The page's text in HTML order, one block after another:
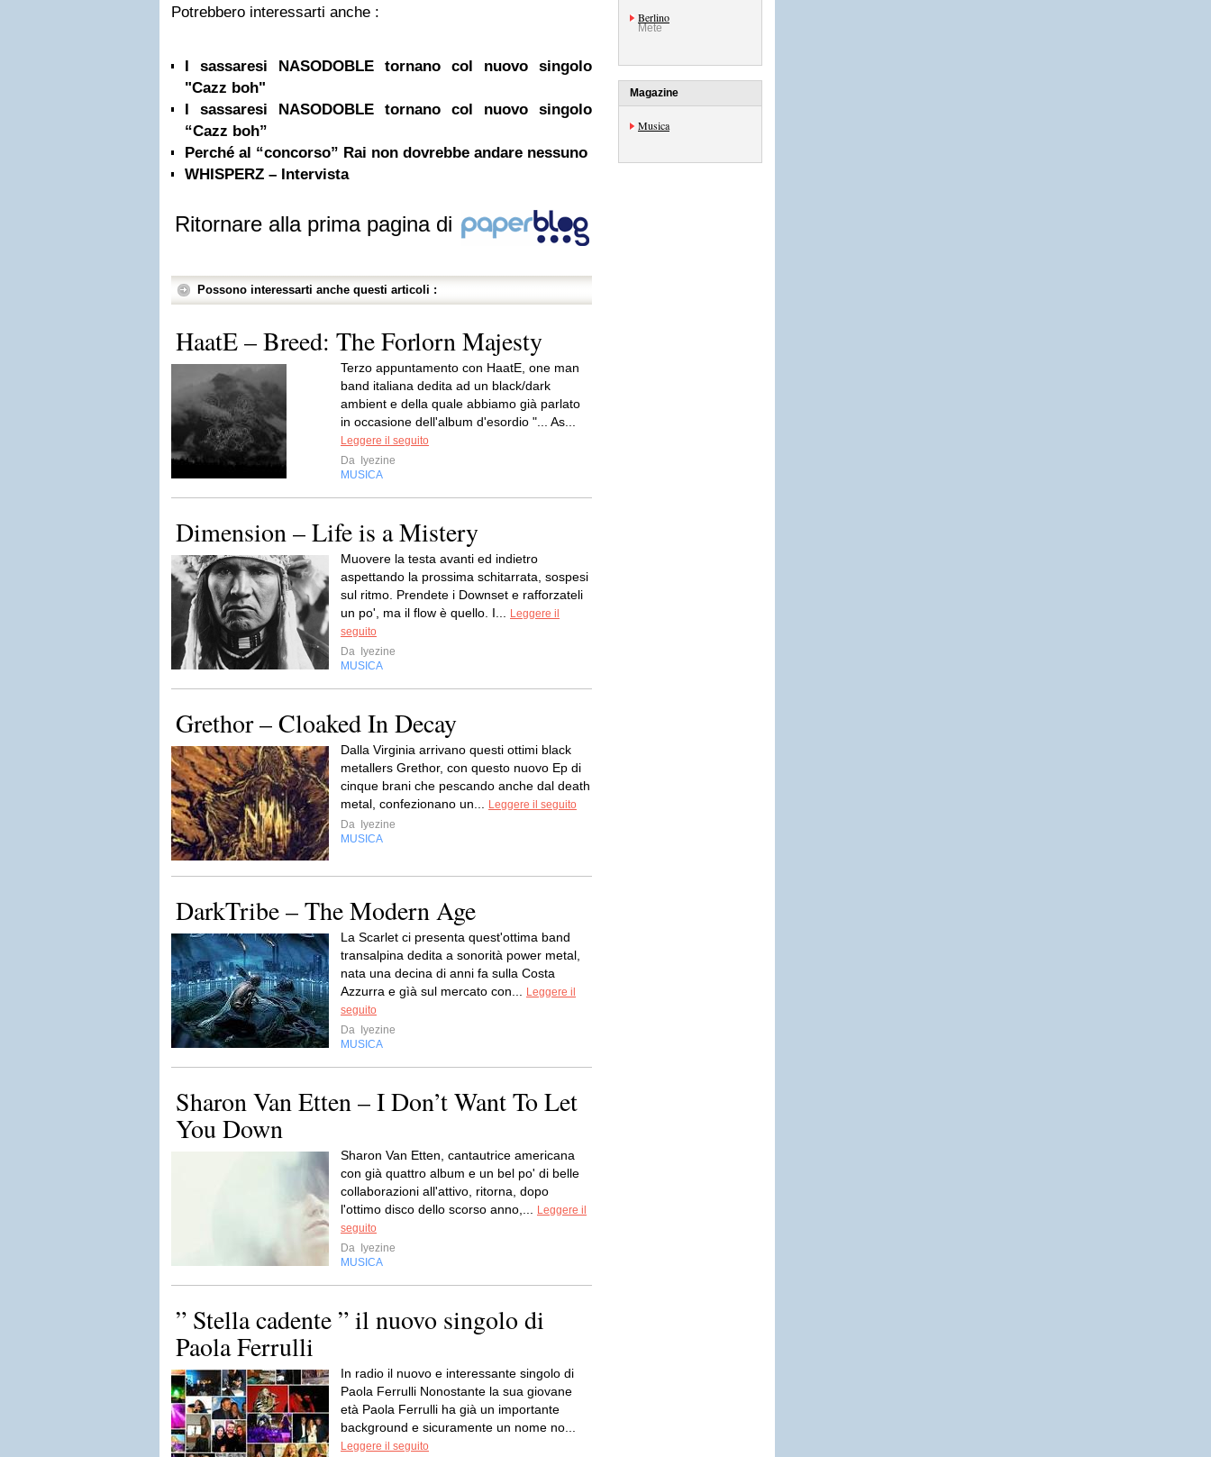
Potrebbero interessarti anche :
I sassaresi NASODOBLE tornano col nuovo singolo
"Cazz boh"
I sassaresi NASODOBLE tornano col nuovo singolo
“Cazz boh”
Perché al “concorso” Rai non dovrebbe andare nessuno
WHISPERZ – Intervista
Ritornare alla prima pagina di
Possono interessarti anche questi articoli :
HaatE – Breed: The Forlorn Majesty
Terzo appuntamento con HaatE, one man
band italiana dedita ad un black/dark
ambient e della quale abbiamo già parlato
in occasione dell'album d'esordio "... As...
Leggere il seguito
Da
Iyezine
MUSICA
Dimension – Life is a Mistery
Muovere la testa avanti ed indietro
aspettando la prossima schitarrata, sospesi
sul ritmo. Prendete i Downset e rafforzateli
un po', ma il flow è quello. I...
Leggere il
seguito
Da
Iyezine
MUSICA
Grethor – Cloaked In Decay
Dalla Virginia arrivano questi ottimi black
metallers Grethor, con questo nuovo Ep di
cinque brani che pescando anche dal death
metal, confezionano un...
Leggere il seguito
Da
Iyezine
MUSICA
DarkTribe – The Modern Age
La Scarlet ci presenta quest'ottima band
transalpina dedita a sonorità power metal,
nata una decina di anni fa sulla Costa
Azzurra e gìà sul mercato con...
Leggere il
seguito
Da
Iyezine
MUSICA
Sharon Van Etten – I Don’t Want To Let
You Down
Sharon Van Etten, cantautrice americana
con già quattro album e un bel po' di belle
collaborazioni all'attivo, ritorna, dopo
l'ottimo disco dello scorso anno,...
Leggere il
seguito
Da
Iyezine
MUSICA
” Stella cadente ” il nuovo singolo di
Paola Ferrulli
In radio il nuovo e interessante singolo di
Paola Ferrulli Nonostante la sua giovane
età Paola Ferrulli ha già un importante
background e sicuramente un nome no...
Leggere il seguito
Berlino
Mete
Magazine
Musica